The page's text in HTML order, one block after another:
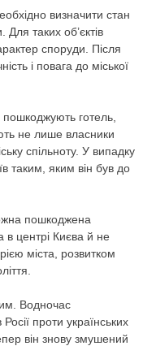
визначити стан
таких об’єктів
споруди. Після
і повага до міської
готель,
не лише власники
спільноту. У випадку
таким, яким він був до
пошкоджена
в центрі Києва й не
міста, розвитком
Водночас
проти українських
він знову змушений